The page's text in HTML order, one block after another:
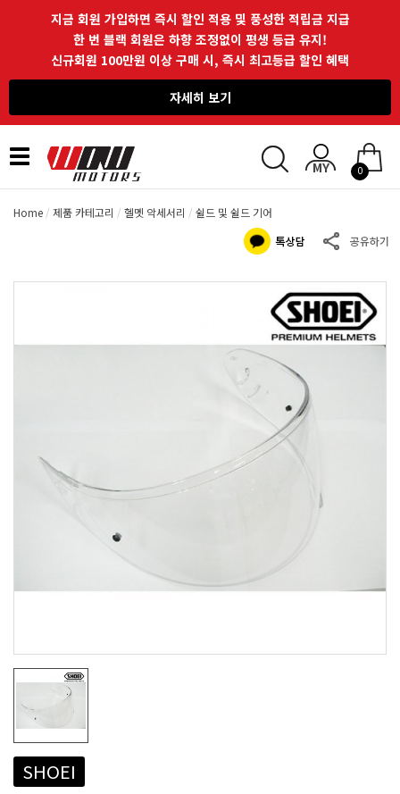
지금 회원 가입하면 즉시 할인 적용 및 풍성한 적립금 지급
한 번 블랙 회원은 하향 조정없이 평생 등급 유지!
신규회원 100만원 이상 구매 시, 즉시 최고등급 할인 혜택
자세히 보기
Toggle
navigation
0
Home 제품 카테고리 헬멧 악세서리 쉴드 및 쉴드 기어
SHOEI